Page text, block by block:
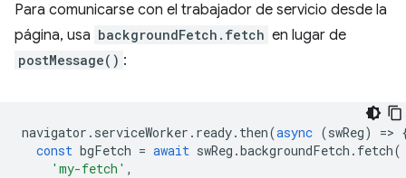
Para comunicarse con el trabajador de servicio desde la
página, usa backgroundFetch.fetch en lugar de
postMessage() :
navigator . serviceWorker . ready. then(async (swReg) =>
const bgFetch = await swReg .backgroundFetch . fetch(
'my-fetch' ,